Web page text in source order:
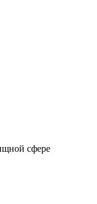
сфере